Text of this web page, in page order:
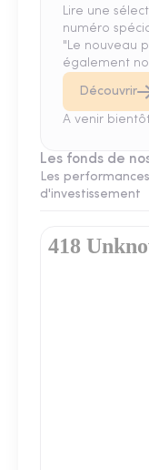
Lire une
numéro
"Le nouveau
également
Découvrir
A venir
Les fonds de
Les
d'investissement